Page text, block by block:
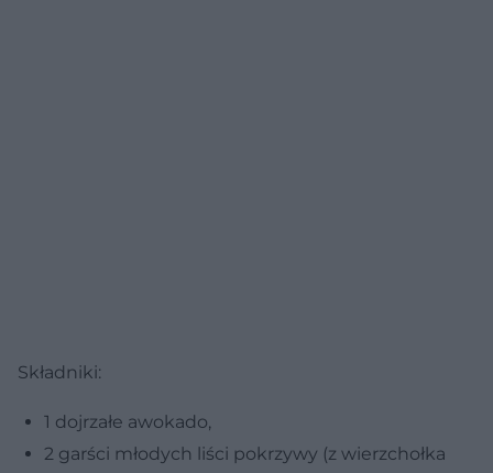
Składniki:
1 dojrzałe awokado,
2 garści młodych liści pokrzywy (z wierzchołka